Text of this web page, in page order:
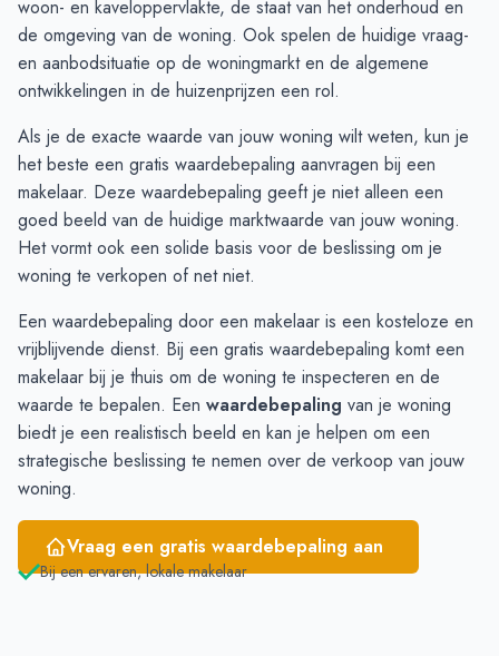
November
€ 426.772
€ 385.251
December € 446.846
€ 384.641
Januari
€ 445.000 € 488.187
Maart
€ 600.000€ 585.000
April
€ 793.800 € 820.000
Mei
€ 657.166 -
Juni
€ 563.909 € 427.500
woon- en kaveloppervlakte, de staat van het onderhoud en
de omgeving van de woning. Ook spelen de huidige vraag-
en aanbodsituatie op de woningmarkt en de algemene
ontwikkelingen in de huizenprijzen een rol.
Als je de exacte waarde van jouw woning wilt weten, kun je
het beste een gratis waardebepaling aanvragen bij een
makelaar. Deze waardebepaling geeft je niet alleen een
goed beeld van de huidige marktwaarde van jouw woning.
Het vormt ook een solide basis voor de beslissing om je
woning te verkopen of net niet.
Een waardebepaling door een makelaar is een kosteloze en
vrijblijvende dienst. Bij een gratis waardebepaling komt een
makelaar bij je thuis om de woning te inspecteren en de
waarde te bepalen. Een waardebepaling van je woning
biedt je een realistisch beeld en kan je helpen om een
strategische beslissing te nemen over de verkoop van jouw
woning.
Vraag een gratis waardebepaling aan
Bij een ervaren, lokale makelaar